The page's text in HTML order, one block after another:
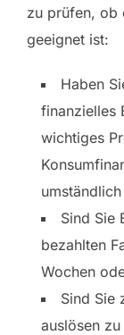
zu prüfen, ob
geeignet ist:
Haben
finanzielles
wichtiges
Sind Sie
bezahlten
Wochen
Sind Sie
auslösen